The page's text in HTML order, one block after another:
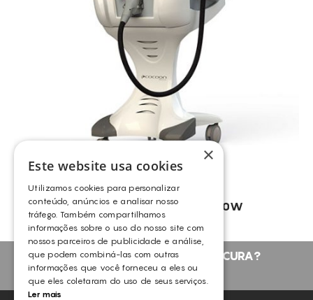
SINCLAIR – ELYSION PRO 3500W
SINCLAIR
NÃO ENCONTROU O QUE PROCURA?
FALE CONNOSCO
×
Este website usa cookies
Utilizamos cookies para personalizar
conteúdo, anúncios e analisar nosso
tráfego. Também compartilhamos
informações sobre o uso do nosso site com
nossos parceiros de publicidade e análise,
que podem combiná-las com outras
informações que você forneceu a eles ou
que eles coletaram do uso de seus serviços.
Ler mais